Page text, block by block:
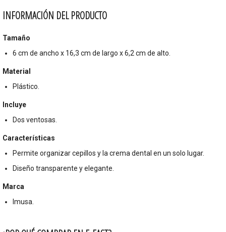
INFORMACIÓN DEL PRODUCTO
Tamaño
6 cm de ancho x 16,3 cm de largo x 6,2 cm de alto.
Material
Plástico.
Incluye
Dos ventosas.
Características
Permite organizar cepillos y la crema dental en un solo lugar.
Diseño transparente y elegante.
Marca
Imusa.